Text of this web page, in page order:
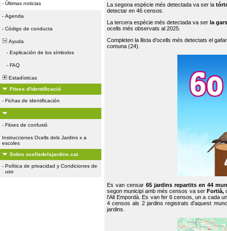
- Últimas noticias
- Agenda
- Código de conducta
Ayuda
- Explicación de los símbolos
- FAQ
Estadísticas
Fitxes d'identificació
- Fichas de identificación
- Fitxes de confusió
Instrucciones Ocells dels Jardins x a
escoles
Sobre ocellsdelsjardins.cat
- Política de privacidad y Condiciones de
uso
La segona espècie més detectada va ser la
detectar en 46 censos.
La tercera espècie més detectada va ser la
ocells més observats al 2025.
Completen la llista d'ocells més detectats el
comuna (24).
Es van censar65 jardins repartits en 44
segon municipi amb més censos va ser Fortià,
l'Alt Empordà. Es van fer 6 censos, un a cada
4 censos als 2 jardins registrats d'aquest
jardins.